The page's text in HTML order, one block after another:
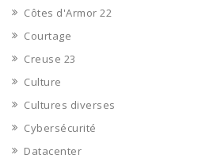
Côtes d'Armor 22
Courtage
Creuse 23
Culture
Cultures diverses
Cybersécurité
Datacenter